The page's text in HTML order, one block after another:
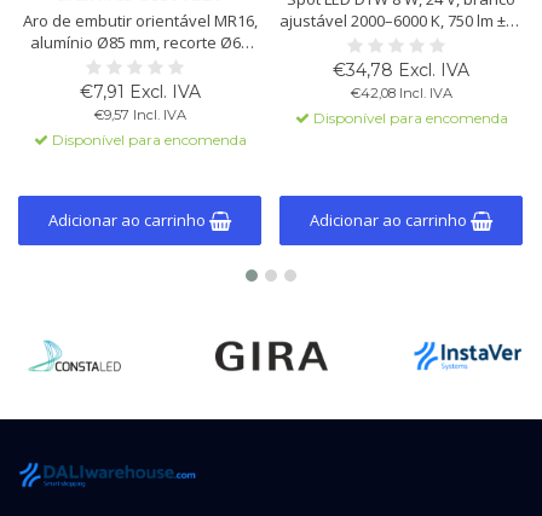
Aro de embutir orientável MR16,
alumínio Ø85 mm, recorte Ø68
mm, inclinável 50°, fácil
instalação. Disponível em branco
fosco, preto e alumínio
escovado.
€7,91 Excl. IVA
€9,57 Incl. IVA
Disponível para encomenda
Adicionar ao carrinho
ajustável 2000–6000 K, 750 lm ±10
%, feixe 60°. CRI >96 e vida útil
>50.000 h. Ideal para iluminação
ambiente dinâmica.
€34,78 Excl. IVA
€42,08 Incl. IVA
Disponível para encomenda
Adicionar ao carrinho